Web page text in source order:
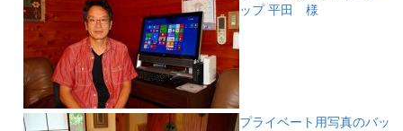
ップ平田 様
プライベート用写真のバッ